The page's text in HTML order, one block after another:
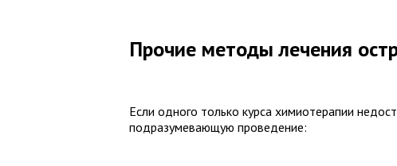
Прочие методы лечения
Если одного только курса химиотерапии
подразумевающую проведение: